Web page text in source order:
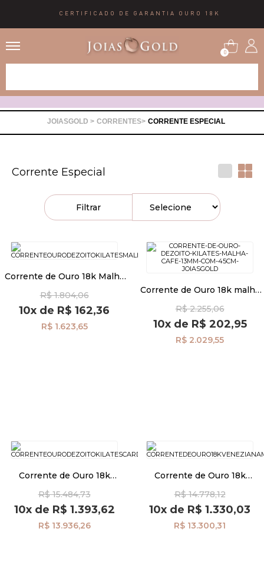
CERTIFICADO DE GARANTIA OURO 18K
0
CORRENTES CORRENTE ESPECIAL
Corrente Especial
Filtrar
Corrente de Ouro 18k Malha
co03936
R$ 1.804,06
10x de R$ 162,36
R$ 1.623,65
Corrente de Ouro 18k malha
co03146
R$ 2.255,06
10xde R$ 202,95
R$ 2.029,55
Corrente de Ouro 18k
co03909
R$ 15.484,73
10xde R$ 1.393,62
R$ 13.936,26
Corrente de Ouro 18k
60cm co03500
R$ 14.778,12
10x de R$ 1.330,03
R$ 13.300,31
Anéis
Pulseiras
Piercing